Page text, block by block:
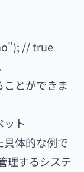
// true
とができま
ト
体的な例で
理するシステ